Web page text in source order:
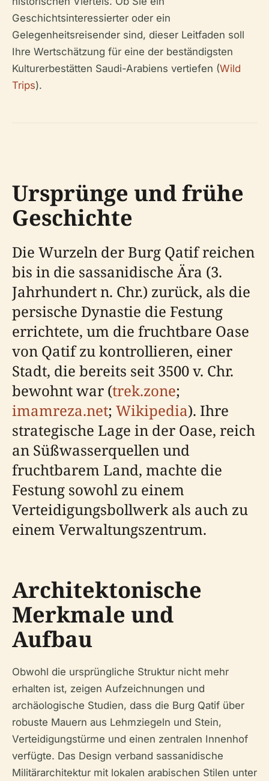
Geschichtsinteressierter oder ein
Gelegenheitsreisender sind, dieser Leitfaden soll
Ihre Wertschätzung für eine der beständigsten
Kulturerbestätten Saudi-Arabiens vertiefen (Wild
Trips).
Ursprünge und frühe
Geschichte
Die Wurzeln der Burg Qatif reichen
bis in die sassanidische Ära (3.
Jahrhundert n. Chr.) zurück, als die
persische Dynastie die Festung
errichtete, um die fruchtbare Oase
von Qatif zu kontrollieren, einer
Stadt, die bereits seit 3500 v. Chr.
bewohnt war (trek.zone;
imamreza.net; Wikipedia). Ihre
strategische Lage in der Oase, reich
an Süßwasserquellen und
fruchtbarem Land, machte die
Festung sowohl zu einem
Verteidigungsbollwerk als auch zu
einem Verwaltungszentrum.
Architektonische
Merkmale und
Aufbau
Obwohl die ursprüngliche Struktur nicht mehr
erhalten ist, zeigen Aufzeichnungen und
archäologische Studien, dass die Burg Qatif über
robuste Mauern aus Lehmziegeln und Stein,
Verteidigungstürme und einen zentralen Innenhof
verfügte. Das Design verband sassanidische
Militärarchitektur mit lokalen arabischen Stilen unter